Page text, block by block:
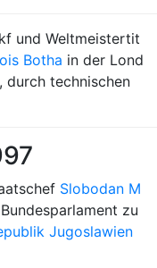
und Weltmeistertit
Botha in der Lond
durch technischen
Slobodan M
zu
Jugoslawien